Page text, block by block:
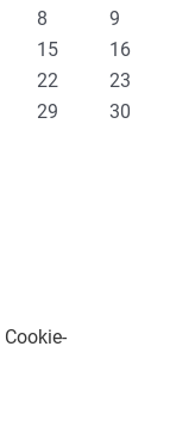
8
9
15
16
22
23
29
30
Cookie-